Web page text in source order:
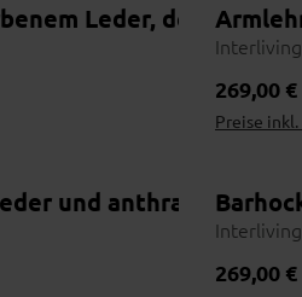
Leder,
269,00 €
Preise inkl.
und
269,00 €